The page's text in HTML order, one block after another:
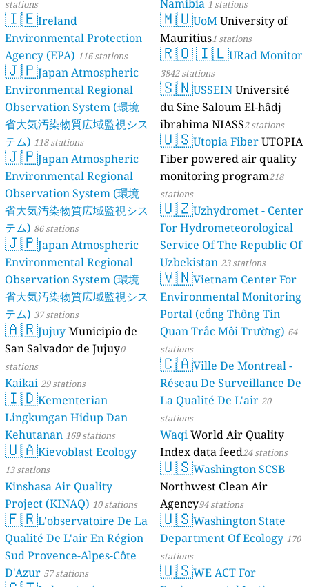
stations
🇮🇪Ireland
Environmental Protection
Agency (EPA) 116 stations
🇯🇵Japan Atmospheric
Environmental Regional
Observation System (環境
省大気汚染物質広域監視シス
テム) 118 stations
🇯🇵Japan Atmospheric
Environmental Regional
Observation System (環境
省大気汚染物質広域監視シス
テム) 86 stations
🇯🇵Japan Atmospheric
Environmental Regional
Observation System (環境
省大気汚染物質広域監視シス
テム) 37 stations
🇦🇷Jujuy Municipio de
San Salvador de Jujuy0
stations
Kaikai 29 stations
🇮🇩Kementerian
Lingkungan Hidup Dan
Kehutanan 169 stations
🇺🇦Kievoblast Ecology
13 stations
Kinshasa Air Quality
Project (KINAQ) 10 stations
🇫🇷L'observatoire De La
Qualité De L'air En Région
Sud Provence-Alpes-Côte
D'Azur 57 stations
Namibia 1 stations
🇲🇺UoMUniversity of
Mauritius1 stations
🇷🇴🇮🇱URad Monitor
3842 stations
🇸🇳USSEINUniversité
du Sine Saloum El-hâdj
ibrahima NIASS2 stations
🇺🇸Utopia FiberUTOPIA
Fiber powered air quality
monitoring program218
stations
🇺🇿Uzhydromet - Center
For Hydrometeorological
Service Of The Republic Of
Uzbekistan 23 stations
🇻🇳Vietnam Center For
Environmental Monitoring
Portal (cổng Thông Tin
Quan Trắc Môi Trường) 64
stations
🇨🇦Ville De Montreal -
Réseau De Surveillance De
La Qualité De L'air 20
stations
WaqiWorld Air Quality
Index data feed24 stations
🇺🇸Washington SCSB
Northwest Clean Air
Agency94 stations
🇺🇸Washington State
Department Of Ecology 170
stations
🇺🇸WE ACT For